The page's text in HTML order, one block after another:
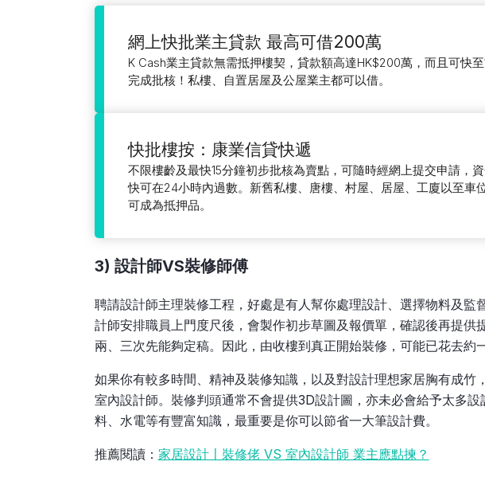
網上快批業主貸款 最高可借200萬
K Cash業主貸款無需抵押樓契，貸款額高達HK$200萬，而且可快至
完成批核！私樓、自置居屋及公屋業主都可以借。
快批樓按：康業信貸快遞
不限樓齡及最快15分鐘初步批核為賣點，可隨時經網上提交申請，
快可在24小時內過數。新舊私樓、唐樓、村屋、居屋、工廈以至車
可成為抵押品。
3) 設計師VS裝修師傅
聘請設計師主理裝修工程，好處是有人幫你處理設計、選擇物料及監
計師安排職員上門度尺後，會製作初步草圖及報價單，確認後再提供
兩、三次先能夠定稿。因此，由收樓到真正開始裝修，可能已花去約一
如果你有較多時間、精神及裝修知識，以及對設計理想家居胸有成竹
室內設計師。裝修判頭通常不會提供3D設計圖，亦未必會給予太多
料、水電等有豐富知識，最重要是你可以節省一大筆設計費。
推薦閱讀： 家居設計〡裝修佬 VS 室內設計師 業主應點揀？